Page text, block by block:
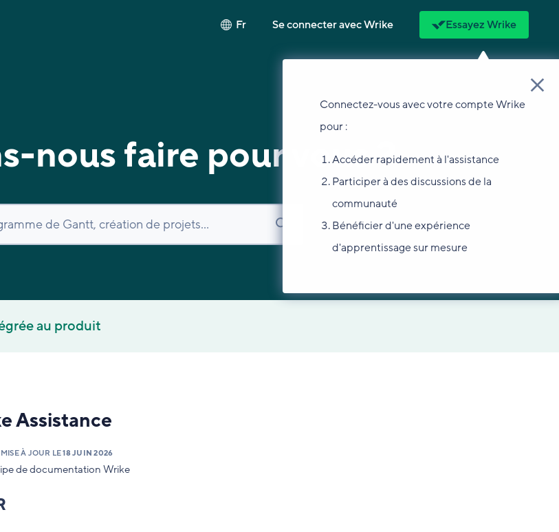
Fr Se connecter avec Wrike Essayez Wrike
Connectez-vous avec votre compte Wrike
pour :
Accéder rapidement à l'assistance
Participer à des discussions de la
communauté
Bénéficier d'une expérience
d'apprentissage sur mesure
nous faire pour vous ?
au produit
Assistance
À JOUR LE18 JUIN 2026
de documentation Wrike